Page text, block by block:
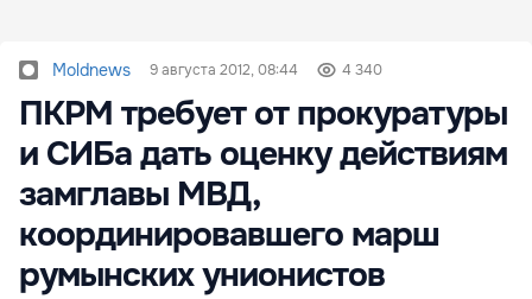
Moldnews 9 августа 2012, 08:44 4 340
ПКРМ требует от прокуратуры
и СИБа дать оценку действиям
замглавы МВД,
координировавшего марш
румынских унионистов